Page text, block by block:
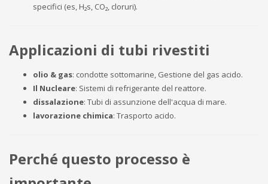
specifici (es, H₂s, CO₂, cloruri).
Applicazioni di tubi rivestiti
olio & gas: condotte sottomarine, Gestione del gas acido.
Il Nucleare: Sistemi di refrigerante del reattore.
dissalazione: Tubi di assunzione dell'acqua di mare.
lavorazione chimica: Trasporto acido.
Perché questo processo è